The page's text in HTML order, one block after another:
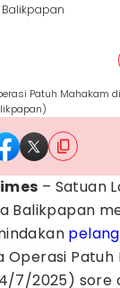
Balikpapan
Patuh Mahakam
– Satuan
Balikpapan
Operasi Patuh
7/2025) sore